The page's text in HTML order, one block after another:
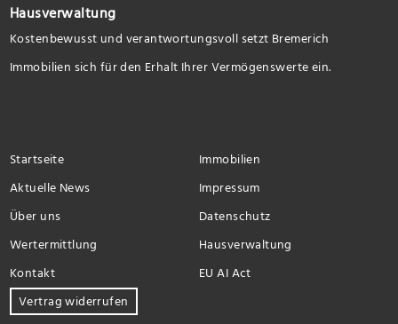
Hausverwaltung
Kostenbewusst und verantwortungsvoll setzt Bremerich
Immobilien sich für den Erhalt Ihrer Vermögenswerte ein.
Startseite
Immobilien
Aktuelle News
Impressum
Über uns
Datenschutz
Wertermittlung
Hausverwaltung
Kontakt
EU AI Act
Vertrag widerrufen